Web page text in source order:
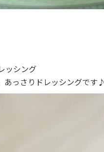
ッシング
あっさりドレッシングです♪